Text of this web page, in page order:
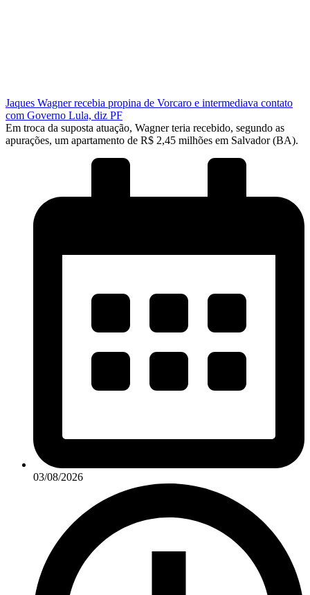
Jaques Wagner recebia propina de Vorcaro e intermediava contato
com Governo Lula, diz PF
Em troca da suposta atuação, Wagner teria recebido, segundo as
apurações, um apartamento de R$ 2,45 milhões em Salvador (BA).
03/08/2026